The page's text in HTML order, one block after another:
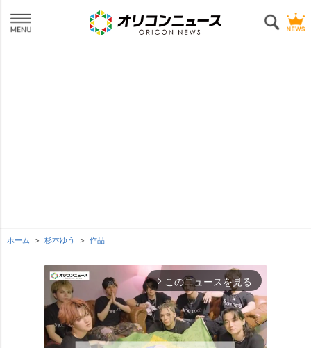
ホーム 杉本ゆう 作品
arrow_forward_ios このニュースを見る